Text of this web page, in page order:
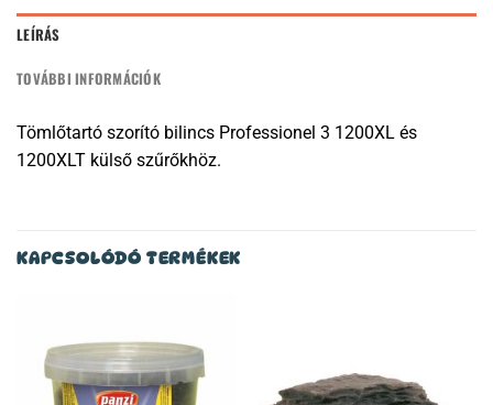
LEÍRÁS
TOVÁBBI INFORMÁCIÓK
Tömlőtartó szorító bilincs Professionel 3 1200XL és
1200XLT külső szűrőkhöz.
KAPCSOLÓDÓ TERMÉKEK